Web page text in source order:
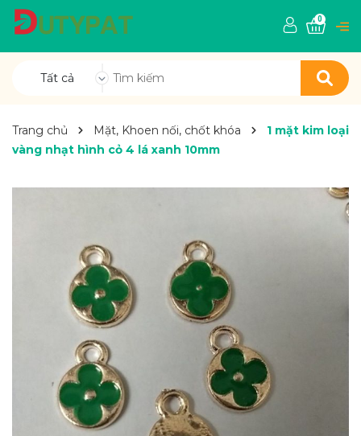
Tất cả
0
Trang chủ Mặt, Khoen nối, chốt khóa
1 mặt kim loại
vàng nhạt hình cỏ 4 lá xanh 10mm